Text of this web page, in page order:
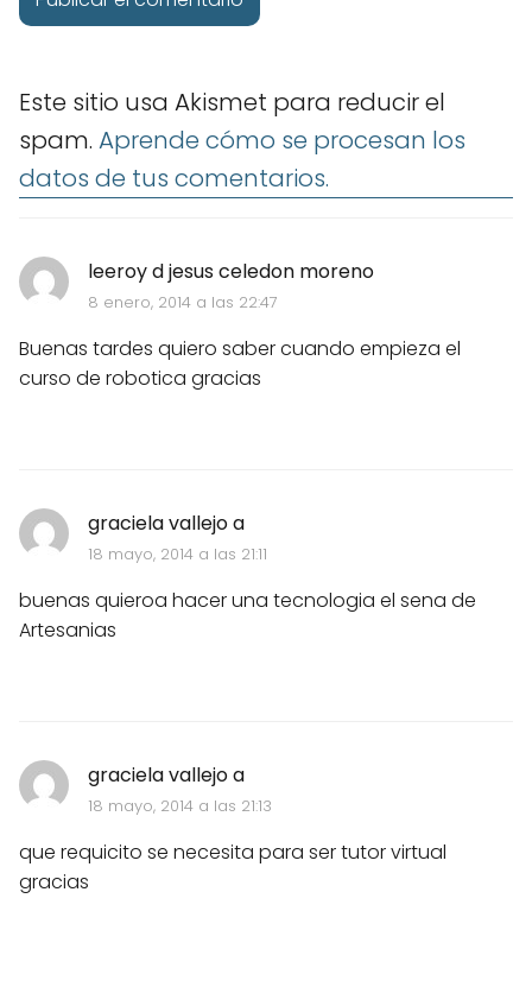
leeroy d jesus celedon moreno
8 enero, 2014 a las 22:47
Buenas tardes quiero saber cuando empieza el
curso de robotica gracias
graciela vallejo a
18 mayo, 2014 a las 21:11
buenas quieroa hacer una tecnologia el sena de
Artesanias
graciela vallejo a
18 mayo, 2014 a las 21:13
que requicito se necesita para ser tutor virtual
gracias
Este sitio usa Akismet para reducir el
spam. Aprende cómo se procesan los
datos de tus comentarios.